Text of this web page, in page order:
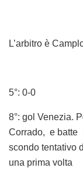
L’arbitro è
5°: 0-0
8°: gol Venezia.
Corrado, e batte
scondo tentativo
una prima volta